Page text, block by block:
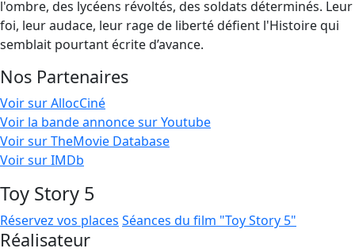
l'ombre, des lycéens révoltés, des soldats déterminés. Leur
foi, leur audace, leur rage de liberté défient l'Histoire qui
semblait pourtant écrite d’avance.
Nos Partenaires
Voir sur AllocCiné
Voir la bande annonce sur Youtube
Voir sur TheMovie Database
Voir sur IMDb
Toy Story 5
Réservez vos places Séances du film "Toy Story 5"
Réalisateur